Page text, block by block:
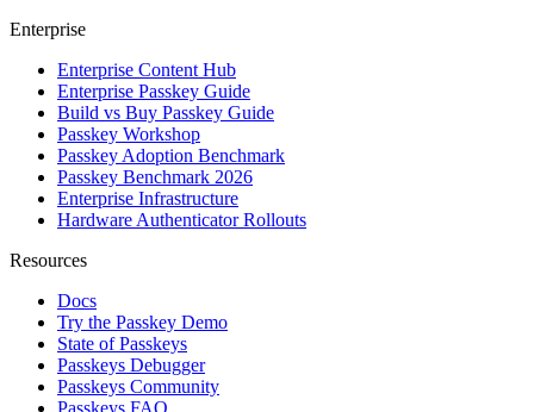
Enterprise
Enterprise Content Hub
Enterprise Passkey Guide
Build vs Buy Passkey Guide
Passkey Workshop
Passkey Adoption Benchmark
Passkey Benchmark 2026
Enterprise Infrastructure
Hardware Authenticator Rollouts
Resources
Docs
Try the Passkey Demo
State of Passkeys
Passkeys Debugger
Passkeys Community
Passkeys FAQ